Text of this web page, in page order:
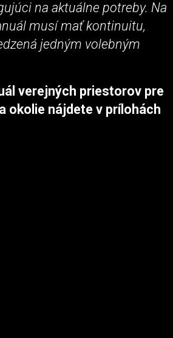
na aktuálne potreby. Na
musí mať kontinuitu,
jedným volebným
verejných priestorov pre
okolie nájdete v prílohách